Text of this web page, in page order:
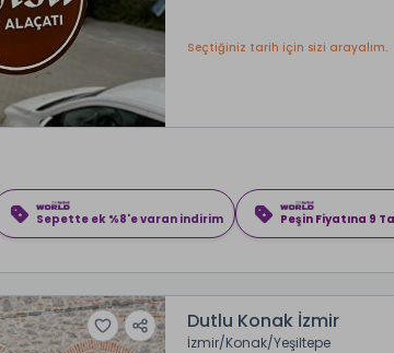
Seçtiğiniz tarih için sizi arayalım.
Sepette ek %8'e varan indirim Peşin Fiyatına 9
Dutlu Konak İzmir
İzmir Konak Yeşiltepe